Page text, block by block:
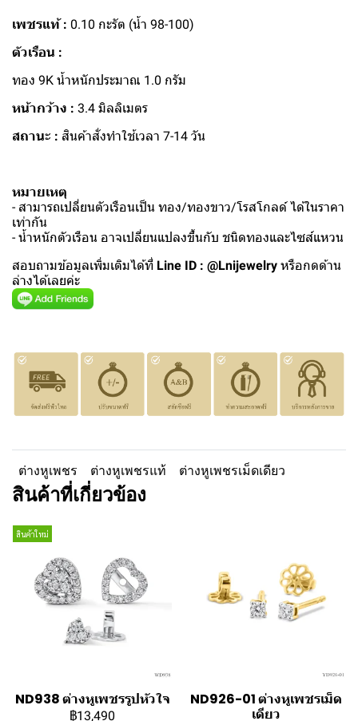
เพชรแท้ : 0.10 กะรัต (น้ำ 98-100)
ตัวเรือน :
ทอง 9K น้ำหนักประมาณ 1.0 กรัม
หน้ากว้าง : 3.4 มิลลิเมตร
สถานะ : สินค้าสั่งทำใช้เวลา 7-14 วัน
หมายเหตุ
- สามารถเปลี่ยนตัวเรือนเป็น ทอง/ทองขาว/โรสโกลด์ ได้ในราคา
เท่ากัน
- น้ำหนักตัวเรือน อาจเปลี่ยนแปลงขึ้นกับ ชนิดทองและไซส์แหวน
สอบถามข้อมูลเพิ่มเติมได้ที่ Line ID : @Lnijewelry หรือกดด้าน
ล่างได้เลยค่ะ
ต่างหูเพชร ต่างหูเพชรแท้ ต่างหูเพชรเม็ดเดียว
สินค้าที่เกี่ยวข้อง
สินค้าใหม่
ND938 ต่างหูเพชรรูปหัวใจ
฿13,490
ND926-01 ต่างหูเพชรเม็ด
เดียว